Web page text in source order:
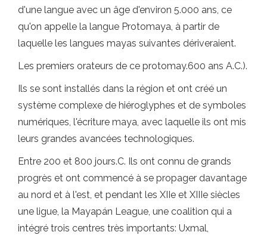
d'une langue avec un âge d'environ 5.000 ans, ce
qu'on appelle la langue Protomaya, à partir de
laquelle les langues mayas suivantes dériveraient.
Les premiers orateurs de ce protomay.600 ans A.C.).
Ils se sont installés dans la région et ont créé un
système complexe de hiéroglyphes et de symboles
numériques, l'écriture maya, avec laquelle ils ont mis
leurs grandes avancées technologiques.
Entre 200 et 800 jours.C. Ils ont connu de grands
progrès et ont commencé à se propager davantage
au nord et à l'est, et pendant les XIIe et XIIIe siècles
une ligue, la Mayapán League, une coalition qui a
intégré trois centres très importants: Uxmal,